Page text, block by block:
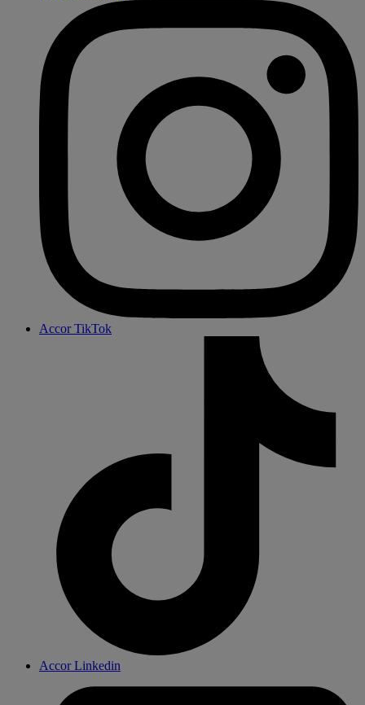
Accor TikTok
Accor Linkedin